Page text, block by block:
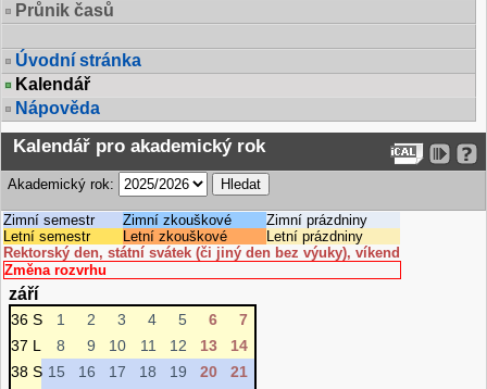
Průnik časů
Úvodní stránka
Kalendář
Nápověda
Kalendář pro akademický rok
Akademický rok:
Zimní semestr Zimní zkouškové
Zimní prázdniny
Letní semestr
Letní zkouškové
Letní prázdniny
Rektorský den, státní svátek (či jiný den bez výuky), víkend
Změna rozvrhu
září
36 S 1 2 3 4 5 6
7
37 L
8 9 10 11 12 13
14
38 S 15 16 17 18 19 20
21